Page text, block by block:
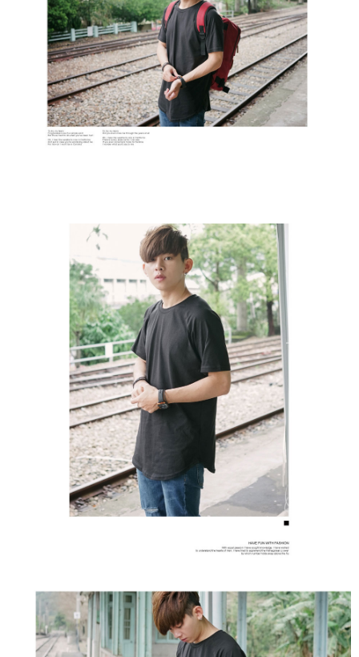
「AFTEE先享後付」，若未經同意申辦者引起之損失，本公司不負相關責
４．使用「AFTEE先享後付」時，將依據個別帳號之用戶狀況，依本公司即
時審查核予不同之上限額度；若仍有額度不足之情形，本公司將視審查結果
請求用戶進行身份認證。
５．嚴禁一人註冊多個帳號或使用他人資訊註冊。若發現惡意使用之情形，
恩沛科技股份有限公司將有權停止該用戶之使用額度並採取法律行動。